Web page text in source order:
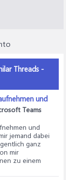
Threads -
und
Teams
und
jemand dabei
ganz
mir
zu einem